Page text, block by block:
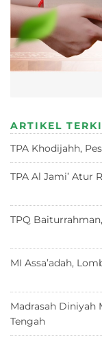
ARTIKEL
TPA Khodijahh,
TPA Al Jami’ Atur
TPQ
MI Assa’adah,
Madrasah Diniyah
Tengah